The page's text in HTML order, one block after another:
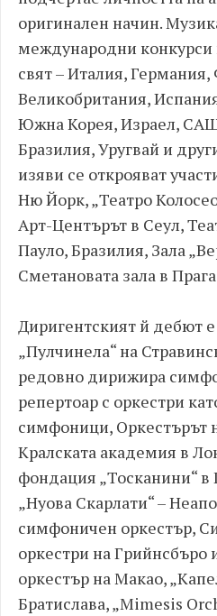
оригинален начин.
международни конкурси
свят – Италия,
Великобритания,
Южна Корея, Израел,
Бразилия, Уругвай и
изяви се открояват
Ню Йорк, „Театро
Арт-Центърът в Сеул,
Пауло, Бразилия, Зала
Сметановата зала в
Диригентският й дебют
„Пулчинела“ на
редовно дирижира
репертоар с оркестри
симфоници, Оркестърът
Кралската академия в
фондация „Тосканини“
„Нуова Скарлати“ –
симфоничен оркестър,
оркестри на
оркестър на Макао,
Братислава, „Mimesis